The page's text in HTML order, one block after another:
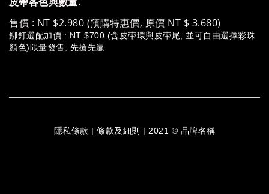
售價 : NT $2.980 (預購特惠價, 原價 NT $ 3.680)
鉚釘選配加價 : NT $700 (含皮帶環與皮帶尾, 並可自由選擇彩珠
顏色)限量發售, 先搶先贏
隱私條款 | 條款及細則 | 2021 © 品牌名稱